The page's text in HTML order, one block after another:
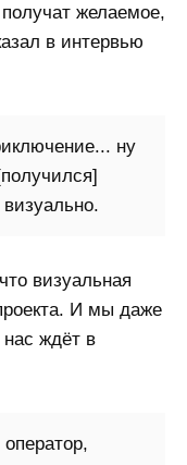
желаемое,
в интервью
ну
визуальная
И мы даже
ждёт в